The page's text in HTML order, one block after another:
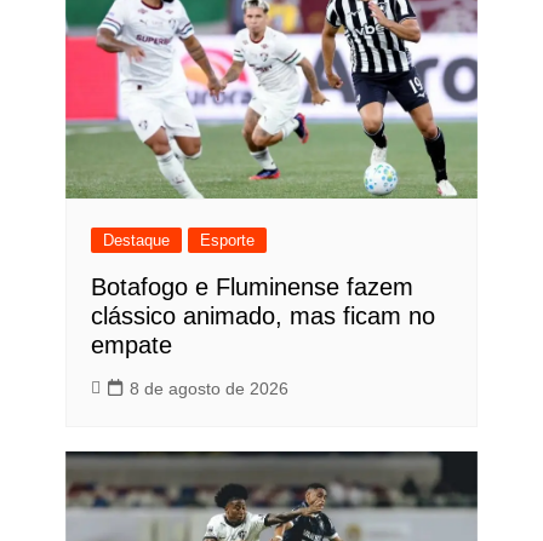
Destaque Esporte
Botafogo e Fluminense fazem
clássico animado, mas ficam no
empate
8 de agosto de 2026